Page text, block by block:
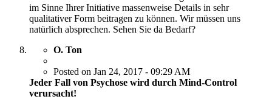
im Sinne Ihrer Initiative massenweise Details in sehr
qualitativer Form beitragen zu können. Wir müssen uns
natürlich absprechen. Sehen Sie da Bedarf?
O. Ton
Posted on Jan 24, 2017 - 09:29 AM
Jeder Fall von Psychose wird durch Mind-Control
verursacht!